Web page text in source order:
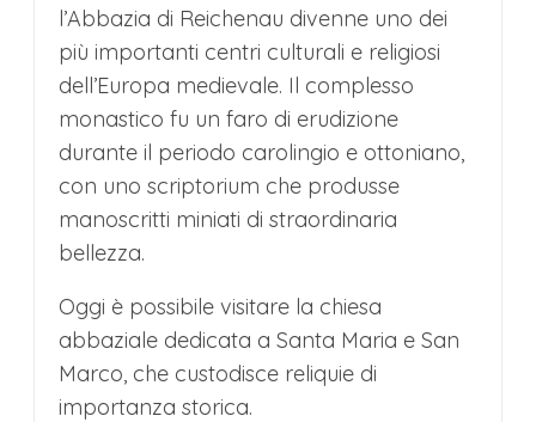
MERCATINI DI NATALE
E’ giunto il momento dell’ultima tappa di
questo suggestivo tour che si chiude con
Bregenz, incantevole perla austriaca
affacciata sul Lago di Costanza, che
durante l’Avvento si veste di luci e magia.
la seicentesca Torre di San Martino e il
municipio barocco, crea un’atmosfera da
favola nel cuore del centro storico. Circa
l’Abbazia di Reichenau divenne uno dei
più importanti centri culturali e religiosi
dell’Europa medievale. Il complesso
monastico fu un faro di erudizione
durante il periodo carolingio e ottoniano,
con uno scriptorium che produsse
manoscritti miniati di straordinaria
bellezza.
Oggi è possibile visitare la chiesa
abbaziale dedicata a Santa Maria e San
Marco, che custodisce reliquie di
importanza storica.